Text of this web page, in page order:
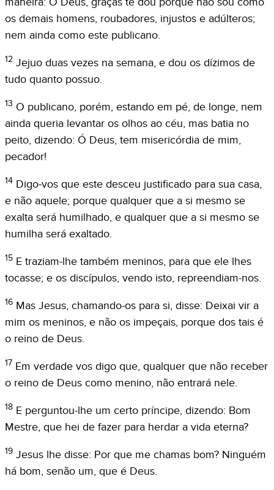
os demais homens, roubadores, injustos e adúlteros;
nem ainda como este publicano.
12 Jejuo duas vezes na semana, e dou os dízimos de
tudo quanto possuo.
13 O publicano, porém, estando em pé, de longe, nem
ainda queria levantar os olhos ao céu, mas batia no
peito, dizendo: Ó Deus, tem misericórdia de mim,
pecador!
14 Digo-vos que este desceu justificado para sua casa,
e não aquele; porque qualquer que a si mesmo se
exalta será humilhado, e qualquer que a si mesmo se
humilha será exaltado.
15 E traziam-lhe também meninos, para que ele lhes
tocasse; e os discípulos, vendo isto, repreendiam-nos.
16 Mas Jesus, chamando-os para si, disse: Deixai vir a
mim os meninos, e não os impeçais, porque dos tais é
o reino de Deus.
17 Em verdade vos digo que, qualquer que não receber
o reino de Deus como menino, não entrará nele.
18 E perguntou-lhe um certo príncipe, dizendo: Bom
Mestre, que hei de fazer para herdar a vida eterna?
19 Jesus lhe disse: Por que me chamas bom? Ninguém
há bom, senão um, que é Deus.